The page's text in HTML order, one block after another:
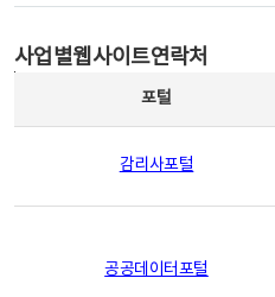
사업별웹사이트연락처
포털
감리사포털
공공데이터포털